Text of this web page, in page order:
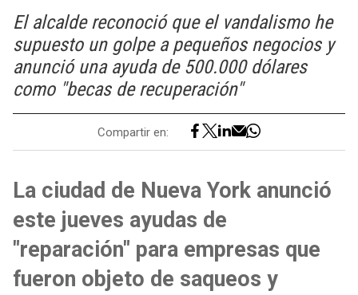
El alcalde reconoció que el vandalismo he
supuesto un golpe a pequeños negocios y
anunció una ayuda de 500.000 dólares
como "becas de recuperación"
Compartir en:
La ciudad de Nueva York anunció
este jueves ayudas de
"reparación" para empresas que
fueron objeto de saqueos y